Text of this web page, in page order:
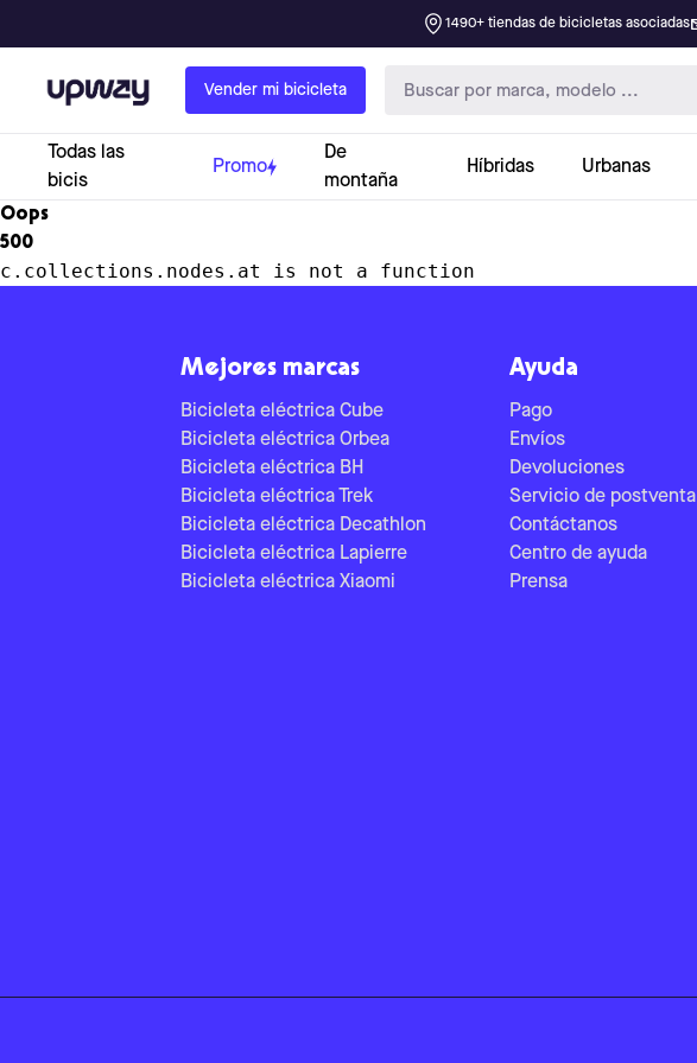
1490+ tiendas de bicicletas asociadas
Upway Vender mi bicicleta
Todas las
bicis
Promo
De
montaña
Híbridas Urbanas
Oops
500
c.collections.nodes.at is not a function
Mejores marcas
Bicicleta eléctrica Cube
Bicicleta eléctrica Orbea
Bicicleta eléctrica BH
Bicicleta eléctrica Trek
Bicicleta eléctrica Decathlon
Bicicleta eléctrica Lapierre
Bicicleta eléctrica Xiaomi
Ayuda
Pago
Envíos
Devoluciones
Servicio de postventa
Contáctanos
Centro de ayuda
Prensa